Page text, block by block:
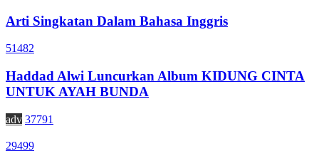
Arti Singkatan Dalam Bahasa Inggris
51482
Haddad Alwi Luncurkan Album KIDUNG CINTA
UNTUK AYAH BUNDA
adv 37791
29499